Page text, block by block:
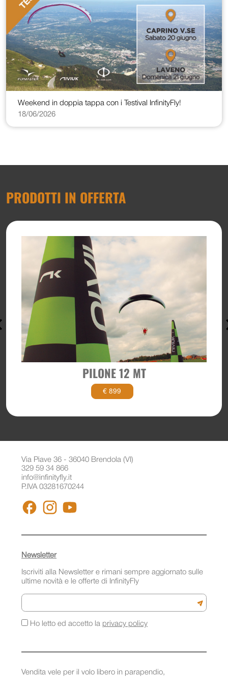
Weekend in doppia tappa con i Testival InfinityFly!
18/06/2026
PRODOTTI IN OFFERTA
PILONE 12 MT
€ 899
Via Piave 36 - 36040 Brendola (VI)
329 59 34 866
info@infinityfly.it
P.IVA 03281670244
FACEBOOKINSTAGRAM
Vendita vele per il volo libero in parapendio,
Newsletter
Iscriviti alla Newsletter e rimani sempre aggiornato sulle
ultime novità e le offerte di InfinityFly
Email
Iscriviti
Ho letto ed accetto la privacy policy